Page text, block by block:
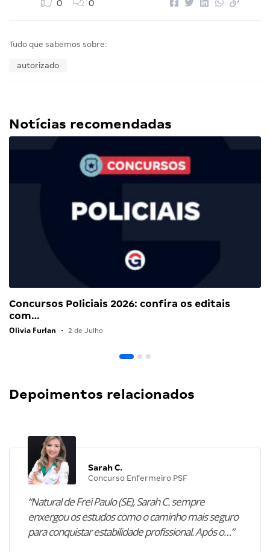
0 0
Tudo que sabemos sobre:
autorizado
Notícias recomendadas
Concursos Policiais 2026: confira os editais
com…
Olivia Furlan • 2 de Julho
Depoimentos relacionados
Sarah C.
Concurso Enfermeiro PSF
“Natural de Frei Paulo (SE), Sarah C. sempre
enxergou os estudos como o caminho mais seguro
para conquistar estabilidade profissional. Após o…”